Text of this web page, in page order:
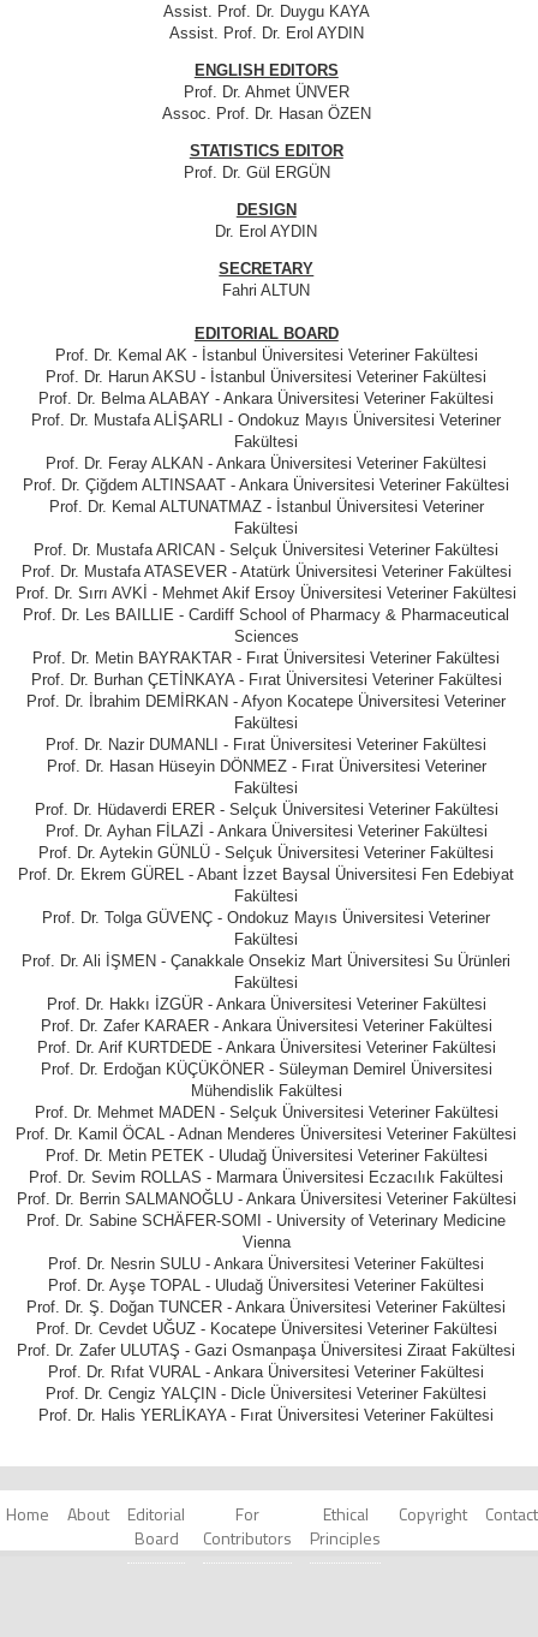
Assist. Prof. Dr. Duygu KAYA
Assist. Prof. Dr. Erol AYDIN
ENGLISH EDITORS
Prof. Dr. Ahmet ÜNVER
Assoc. Prof. Dr. Hasan ÖZEN
STATISTICS EDITOR
Prof. Dr. Gül ERGÜN
DESIGN
Dr. Erol AYDIN
SECRETARY
Fahri ALTUN
EDITORIAL BOARD
Prof. Dr. Kemal AK - İstanbul Üniversitesi Veteriner Fakültesi
Prof. Dr. Harun AKSU - İstanbul Üniversitesi Veteriner Fakültesi
Prof. Dr. Belma ALABAY - Ankara Üniversitesi Veteriner Fakültesi
Prof. Dr. Mustafa ALİŞARLI - Ondokuz Mayıs Üniversitesi Veteriner
Fakültesi
Prof. Dr. Feray ALKAN - Ankara Üniversitesi Veteriner Fakültesi
Prof. Dr. Çiğdem ALTINSAAT - Ankara Üniversitesi Veteriner Fakültesi
Prof. Dr. Kemal ALTUNATMAZ - İstanbul Üniversitesi Veteriner
Fakültesi
Prof. Dr. Mustafa ARICAN - Selçuk Üniversitesi Veteriner Fakültesi
Prof. Dr. Mustafa ATASEVER - Atatürk Üniversitesi Veteriner Fakültesi
Prof. Dr. Sırrı AVKİ - Mehmet Akif Ersoy Üniversitesi Veteriner Fakültesi
Prof. Dr. Les BAILLIE - Cardiff School of Pharmacy & Pharmaceutical
Sciences
Prof. Dr. Metin BAYRAKTAR - Fırat Üniversitesi Veteriner Fakültesi
Prof. Dr. Burhan ÇETİNKAYA - Fırat Üniversitesi Veteriner Fakültesi
Prof. Dr. İbrahim DEMİRKAN - Afyon Kocatepe Üniversitesi Veteriner
Fakültesi
Prof. Dr. Nazir DUMANLI - Fırat Üniversitesi Veteriner Fakültesi
Prof. Dr. Hasan Hüseyin DÖNMEZ - Fırat Üniversitesi Veteriner
Fakültesi
Prof. Dr. Hüdaverdi ERER - Selçuk Üniversitesi Veteriner Fakültesi
Prof. Dr. Ayhan FİLAZİ - Ankara Üniversitesi Veteriner Fakültesi
Prof. Dr. Aytekin GÜNLÜ - Selçuk Üniversitesi Veteriner Fakültesi
Prof. Dr. Ekrem GÜREL - Abant İzzet Baysal Üniversitesi Fen Edebiyat
Fakültesi
Prof. Dr. Tolga GÜVENÇ - Ondokuz Mayıs Üniversitesi Veteriner
Fakültesi
Prof. Dr. Ali İŞMEN - Çanakkale Onsekiz Mart Üniversitesi Su Ürünleri
Fakültesi
Prof. Dr. Hakkı İZGÜR - Ankara Üniversitesi Veteriner Fakültesi
Prof. Dr. Zafer KARAER - Ankara Üniversitesi Veteriner Fakültesi
Prof. Dr. Arif KURTDEDE - Ankara Üniversitesi Veteriner Fakültesi
Prof. Dr. Erdoğan KÜÇÜKÖNER - Süleyman Demirel Üniversitesi
Mühendislik Fakültesi
Prof. Dr. Mehmet MADEN - Selçuk Üniversitesi Veteriner Fakültesi
Prof. Dr. Kamil ÖCAL - Adnan Menderes Üniversitesi Veteriner Fakültesi
Prof. Dr. Metin PETEK - Uludağ Üniversitesi Veteriner Fakültesi
Prof. Dr. Sevim ROLLAS - Marmara Üniversitesi Eczacılık Fakültesi
Prof. Dr. Berrin SALMANOĞLU - Ankara Üniversitesi Veteriner Fakültesi
Prof. Dr. Sabine SCHÄFER-SOMI - University of Veterinary Medicine
Vienna
Prof. Dr. Nesrin SULU - Ankara Üniversitesi Veteriner Fakültesi
Prof. Dr. Ayşe TOPAL - Uludağ Üniversitesi Veteriner Fakültesi
Prof. Dr. Ş. Doğan TUNCER - Ankara Üniversitesi Veteriner Fakültesi
Prof. Dr. Cevdet UĞUZ - Kocatepe Üniversitesi Veteriner Fakültesi
Prof. Dr. Zafer ULUTAŞ - Gazi Osmanpaşa Üniversitesi Ziraat Fakültesi
Prof. Dr. Rıfat VURAL - Ankara Üniversitesi Veteriner Fakültesi
Prof. Dr. Cengiz YALÇIN - Dicle Üniversitesi Veteriner Fakültesi
Prof. Dr. Halis YERLİKAYA - Fırat Üniversitesi Veteriner Fakültesi
Home About
Editorial
Board
For
Contributors
Ethical
Principles
Copyright Contact